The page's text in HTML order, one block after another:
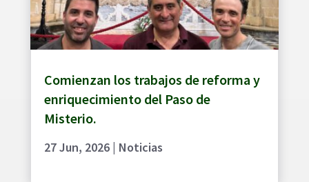
Comienzan los trabajos de reforma y
enriquecimiento del Paso de
Misterio.
27 Jun, 2026| Noticias